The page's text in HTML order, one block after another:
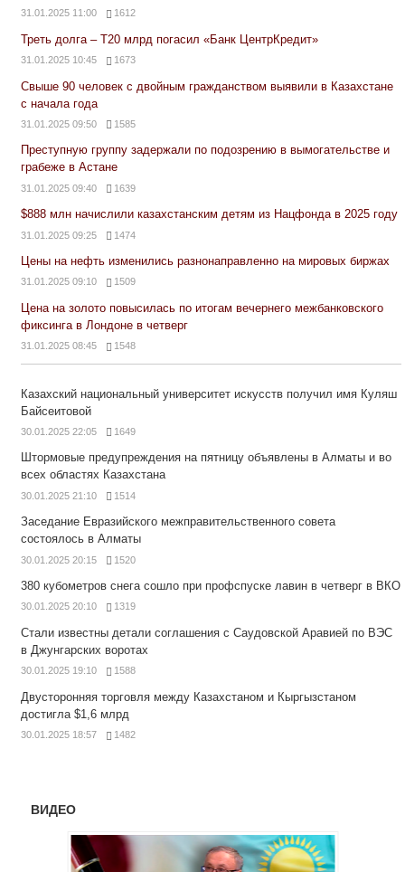
31.01.2025 11:00 1612
Треть долга – Т20 млрд погасил «Банк ЦентрКредит»
31.01.2025 10:45 1673
Свыше 90 человек с двойным гражданством выявили в Казахстане
с начала года
31.01.2025 09:50 1585
Преступную группу задержали по подозрению в вымогательстве и
грабеже в Астане
31.01.2025 09:40 1639
$888 млн начислили казахстанским детям из Нацфонда в 2025 году
31.01.2025 09:25 1474
Цены на нефть изменились разнонаправленно на мировых биржах
31.01.2025 09:10 1509
Цена на золото повысилась по итогам вечернего межбанковского
фиксинга в Лондоне в четверг
31.01.2025 08:45 1548
Казахский национальный университет искусств получил имя Куляш
Байсеитовой
30.01.2025 22:05 1649
Штормовые предупреждения на пятницу объявлены в Алматы и во
всех областях Казахстана
30.01.2025 21:10 1514
Заседание Евразийского межправительственного совета
состоялось в Алматы
30.01.2025 20:15 1520
380 кубометров снега сошло при профспуске лавин в четверг в ВКО
30.01.2025 20:10 1319
Стали известны детали соглашения с Саудовской Аравией по ВЭС
в Джунгарских воротах
30.01.2025 19:10 1588
Двусторонняя торговля между Казахстаном и Кыргызстаном
достигла $1,6 млрд
30.01.2025 18:57 1482
ВИДЕО